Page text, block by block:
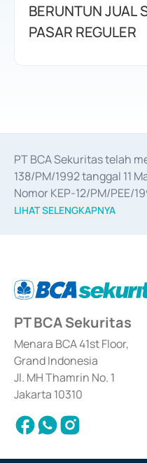
BERUNTUN JUAL
PASAR REGULER
PT BCA Sekuritas telah
138/PM/1992 tanggal 11
Nomor KEP-12/PM/PEE/
merger, akuisisi, divestasi,
LIHAT SELENGKAPNYA
PT BCA Sekuritas
Menara BCA 41st Floor,
Grand Indonesia
Jl. MH Thamrin No. 1
Jakarta 10310